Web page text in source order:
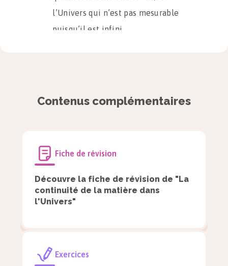
l’Univers qui n’est pas mesurable
puisqu’il est infini.
d’éléments microscopiques à l’origine
Contenus complémentaires
Fiche de révision
Découvre la fiche de révision de "La
continuité de la matière dans
l'Univers"
Exercices